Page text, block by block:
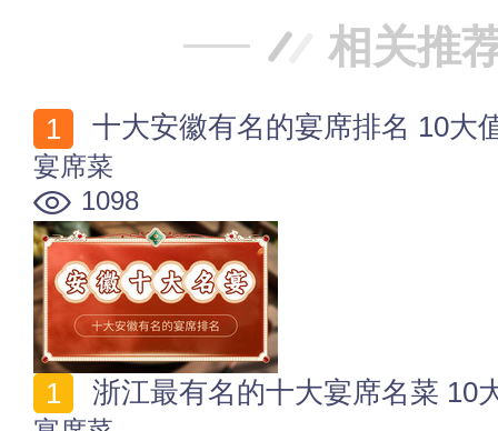
相关推
十大安徽有名的宴席排名 10大
宴席菜
1098
浙江最有名的十大宴席名菜 10